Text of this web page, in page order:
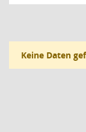
Keine Daten